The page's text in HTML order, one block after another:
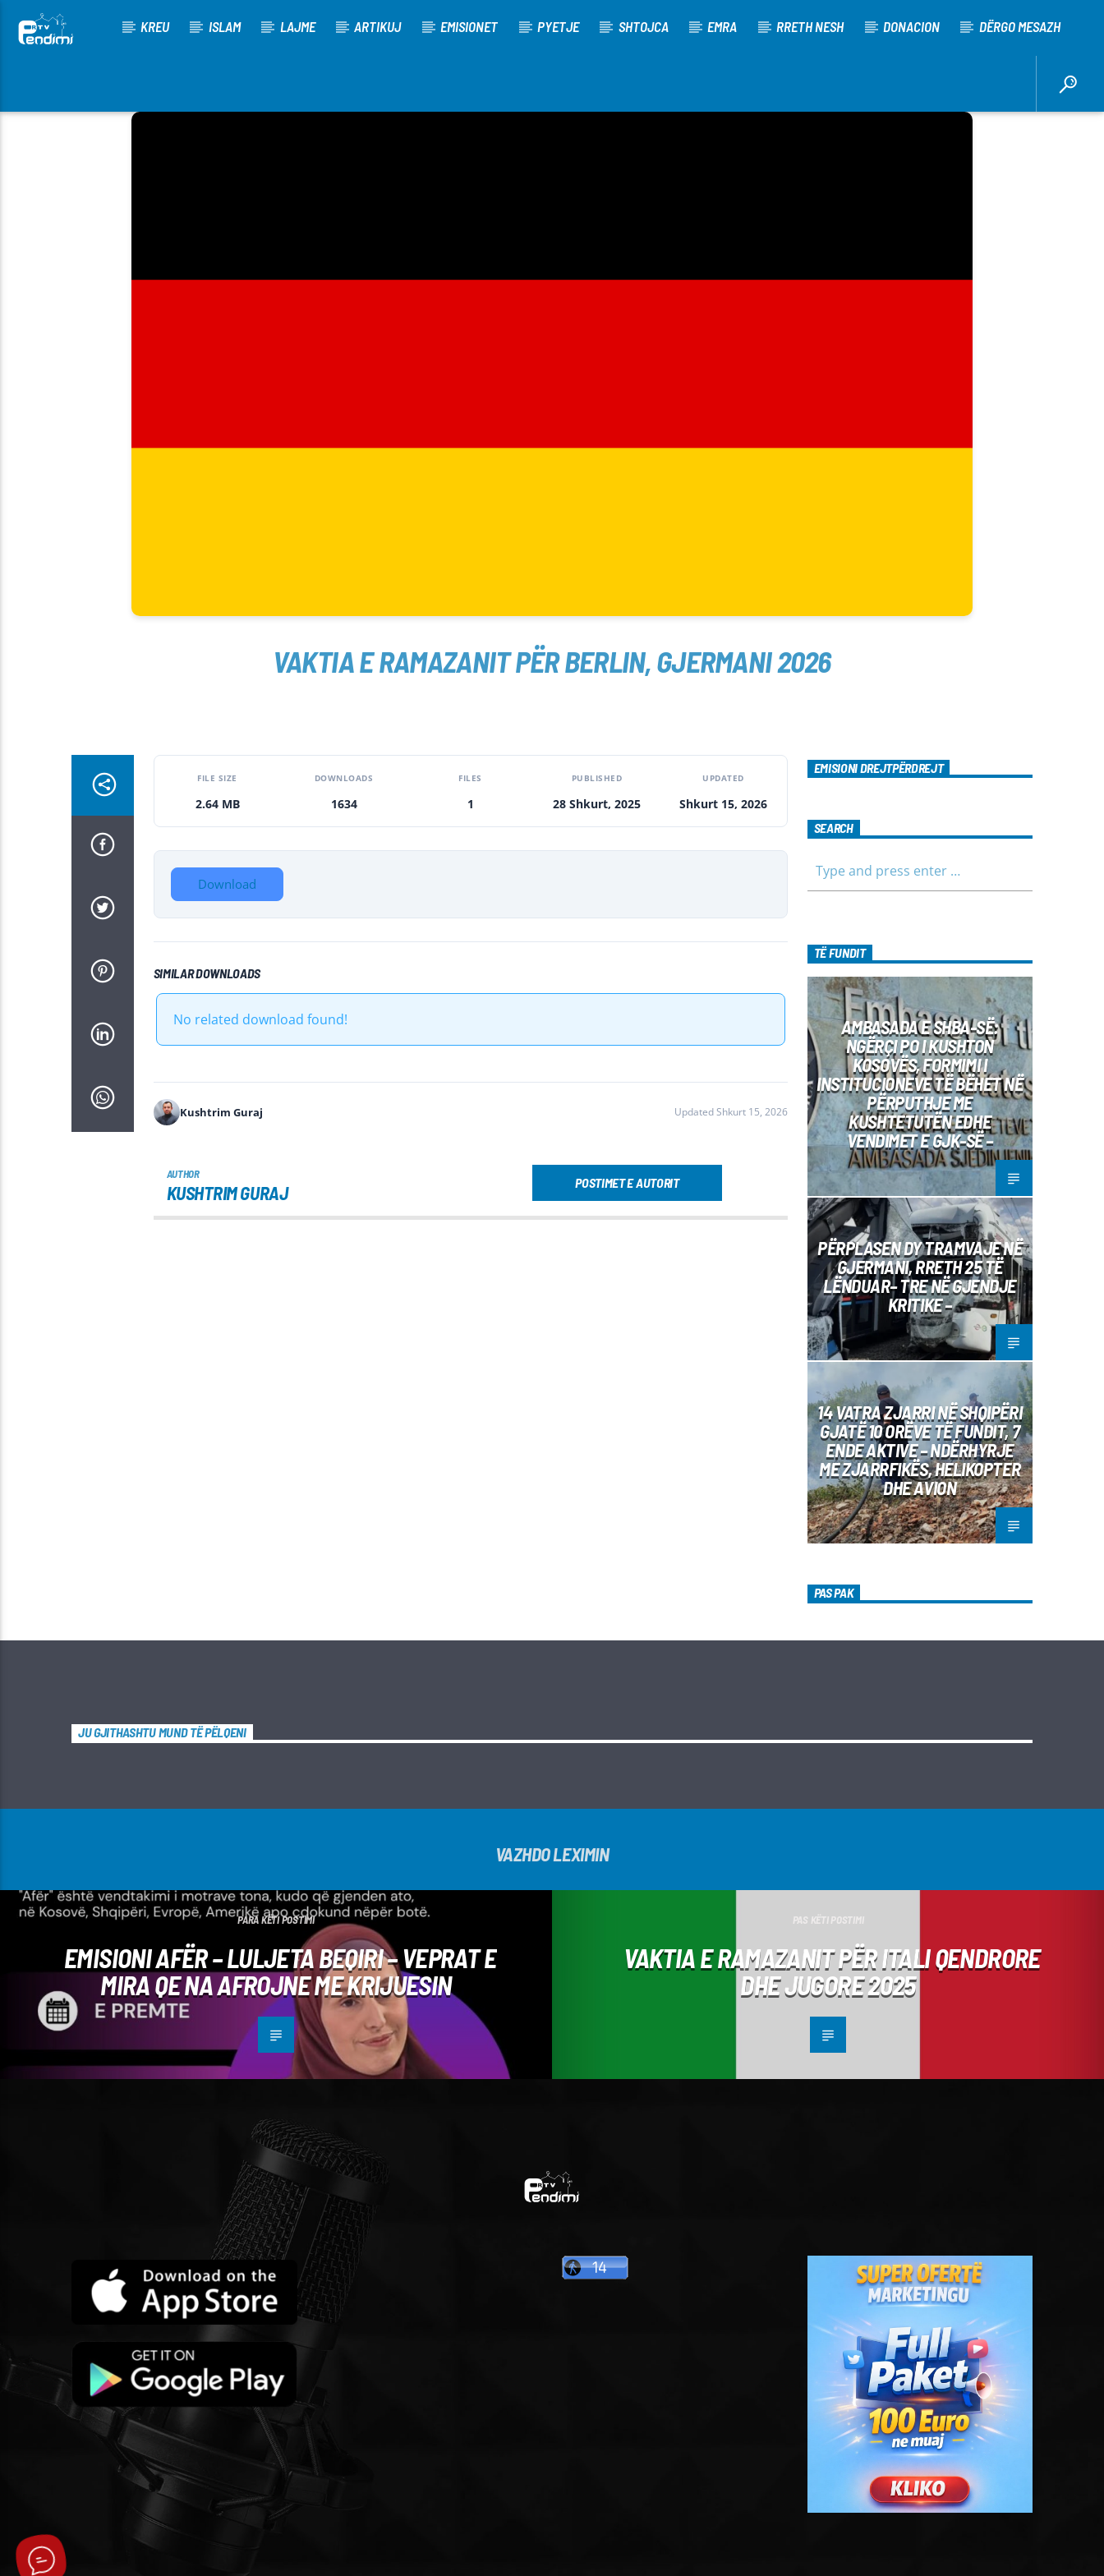
KREU ISLAM LAJME ARTIKUJ EMISIONET PYETJE SHTOJCA EMRA RRETH NESH DONACION DËRGO MESAZH
[There are no radio stations in the database]
VAKTIA E RAMAZANIT PËR BERLIN, GJERMANI 2026
FILE SIZE
2.64 MB
DOWNLOADS
1634
FILES
1
PUBLISHED
28 Shkurt, 2025
UPDATED
Shkurt 15, 2026
Download
SIMILAR DOWNLOADS
No related download found!
Kushtrim Guraj Updated Shkurt 15, 2026
AUTHOR
KUSHTRIM GURAJ POSTIMET E AUTORIT
EMISIONI DREJTPËRDREJT
SEARCH
TË FUNDIT
AMBASADA E SHBA-SË:
NGËRÇI PO I KUSHTON
KOSOVËS, FORMIMI I
INSTITUCIONEVE TË BËHET NË
PËRPUTHJE ME
KUSHTETUTËN EDHE
VENDIMET E GJK-SË –
PËRPLASEN DY TRAMVAJE NË
GJERMANI, RRETH 25 TË
LËNDUAR– TRE NË GJENDJE
KRITIKE –
14 VATRA ZJARRI NË SHQIPËRI
GJATË 10 ORËVE TË FUNDIT, 7
ENDE AKTIVE – NDËRHYRJE
ME ZJARRFIKËS, HELIKOPTER
DHE AVION
PAS PAK
JU GJITHASHTU MUND TË PËLQENI
VAZHDO LEXIMIN
PARA KËTI POSTIMI
EMISIONI AFËR – LULJETA BEQIRI – VEPRAT E
MIRA QE NA AFROJNE ME KRIJUESIN
PAS KËTI POSTIMI
VAKTIA E RAMAZANIT PËR ITALI QENDRORE
DHE JUGORE 2025